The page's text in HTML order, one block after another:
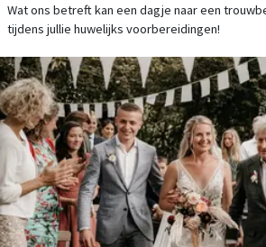
Wat ons betreft kan een dagje naar een
tijdens jullie huwelijks voorbereidingen!